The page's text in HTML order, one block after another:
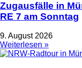
Zugausfälle in
RE 7 am Sonntag
9. August 2026
Weiterlesen »